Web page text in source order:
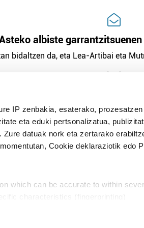
IP zenbakia, esaterako,
eta eduki pertsonalizatua,
datuak nork eta zertarako
Cookie deklaraziotik edo
which can be accurate to within
albiste
bidaltzen da, eta Lea-Artibai eta
modu librean kontatzea da